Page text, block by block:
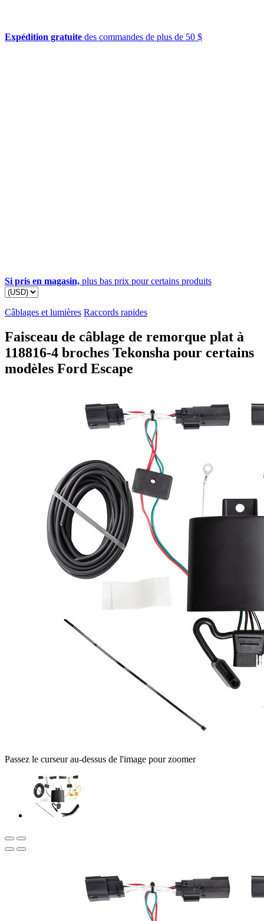
Expédition gratuite des commandes de plus de 50 $
Si pris en magasin, plus bas prix pour certains produits
Câblages et lumières Raccords rapides
Faisceau de câblage de remorque plat à
118816-4 broches Tekonsha pour certains
modèles Ford Escape
Passez le curseur au-dessus de l'image pour zoomer